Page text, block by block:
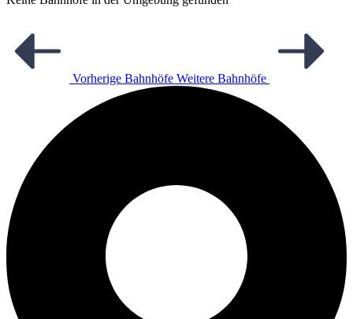
Vorherige Bahnhöfe Weitere Bahnhöfe